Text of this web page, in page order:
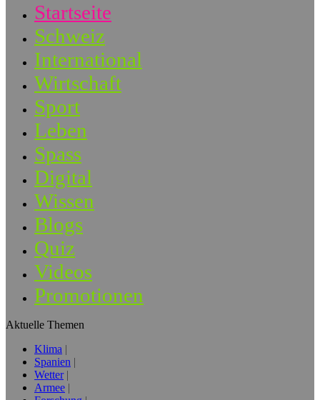
Startseite
Schweiz
International
Wirtschaft
Sport
Leben
Spass
Digital
Wissen
Blogs
Quiz
Videos
Promotionen
Aktuelle Themen
Klima
Spanien
Wetter
Armee